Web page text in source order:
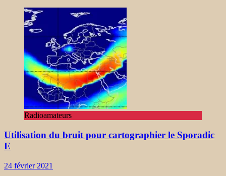
Radioamateurs
Utilisation du bruit pour cartographier le Sporadic
E
24 février 2021